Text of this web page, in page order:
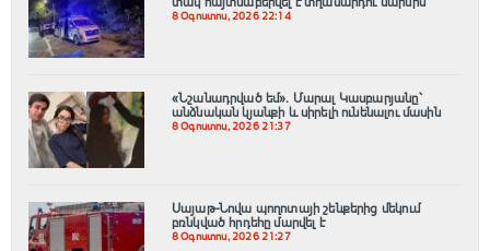
8 Օգոստոս, 2026 22:14
«Նշանադրված եմ». Մարալ Կասբարյանը՝
անձնական կյանքի և սիրելի ունենալու մասին
8 Օգոստոս, 2026 21:37
Սայաթ-Նովա պողոտայի շենքերից մեկում
բռնկված հրդեհը մարվել է
8 Օգոստոս, 2026 21:27